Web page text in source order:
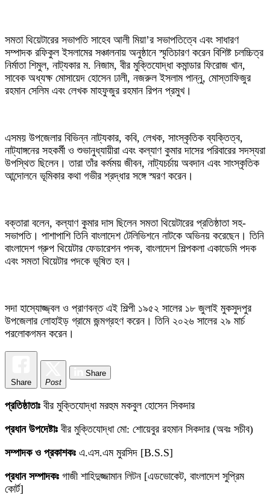
সমতা থিয়েটারের সভাপতি সাহেব আলী মিয়া’র সভাপতিত্বে এবং সাধারণ
সম্পাদক রফিকুল ইসলামের সঞ্চালনায় অনুষ্ঠানে স্মৃতিচারণ করেন বিশিষ্ট চলচ্চিত্র
নির্মাতা শিমুল, নাট্যকার ম. নিজাম, বীর মুক্তিযোদ্ধা কমান্ডার ফিরোজ খান,
সাবেক অধ্যক্ষ মোসায়েদ হোসেন ঢালী, নজরুল ইসলাম পান্নু, মোস্তাফিজুর
রহমান সেলিম এবং লেখক মাহফুজুর রহমান রিপন প্রমুখ।
এসময় উপজেলার বিভিন্ন নাট্যকার, কবি, লেখক, সাংস্কৃতিক ব্যক্তিত্ব,
নাট্যাঙ্গনের সহকর্মী ও শুভানুধ্যায়ীরা এবং কল্যাণ কুমার দাসের পরিবারের সদস্যরা
উপস্থিত ছিলেন। তারা তাঁর কর্মময় জীবন, নাট্যচর্চায় অবদান এবং সাংস্কৃতিক
আন্দোলনে ভূমিকার কথা গভীর শ্রদ্ধার সঙ্গে স্মরণ করেন।
বক্তারা বলেন, কল্যাণ কুমার দাস ছিলেন সমতা থিয়েটারের প্রতিষ্ঠাতা সহ-
সভাপতি। পাশাপাশি তিনি বাংলাদেশ টেলিভিশনে নাটকে অভিনয় করেছেন। তিনি
বাংলাদেশ গ্রুপ থিয়েটার ফেডারেশন পদক, বাংলাদেশ শিল্পকলা একাডেমি পদক
এবং সমতা থিয়েটার পদকে ভূষিত হন।
সদা হাস্যোজ্জ্বল ও প্রাণবন্ত এই শিল্পী ১৯৫২ সালের ১৮ জুলাই মুকসুদপুর
উপজেলার লোহাইড় গ্রামে জন্মগ্রহণ করেন। তিনি ২০২৬ সালের ২৯ মার্চ
পরলোকগমন করেন।
Share Post
Share
প্রতিষ্ঠাতাঃ বীর মুক্তিযোদ্ধা মরহুম মকবুল হোসেন সিকদার
প্রধান উপদেষ্টাঃ বীর মুক্তিযোদ্ধা মো: শোয়েবুর রহমান সিকদার (অবঃ সচীব)
সম্পাদক ও প্রকাশকঃ এ.এস.এম মুরসিদ [B.S.S]
প্রধান সম্পাদকঃ গাজী শাহিদুজ্জামান লিটন [এডভোকেট, বাংলাদেশ সুপ্রিম
কোর্ট]